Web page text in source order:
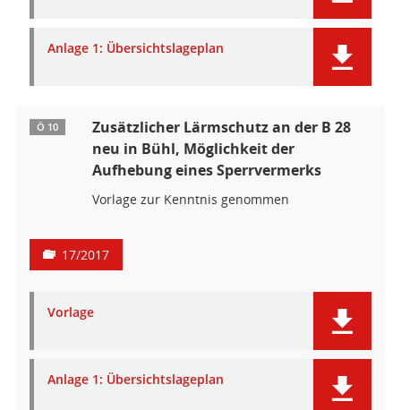
Anlage 1: Übersichtslageplan
Ö 10
Zusätzlicher Lärmschutz an der B 28
neu in Bühl, Möglichkeit der
Aufhebung eines Sperrvermerks
Vorlage zur Kenntnis genommen
17/2017
Vorlage
Anlage 1: Übersichtslageplan